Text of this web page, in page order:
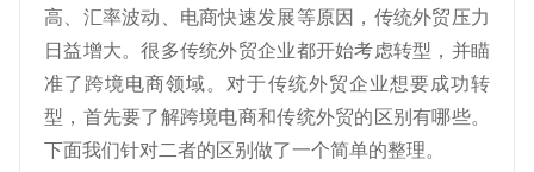
高、汇率波动、电商快速发展等原因，传统外贸压力
日益增大。很多传统外贸企业都开始考虑转型，并瞄
准了跨境电商领域。对于传统外贸企业想要成功转
型，首先要了解跨境电商和传统外贸的区别有哪些。
下面我们针对二者的区别做了一个简单的整理。